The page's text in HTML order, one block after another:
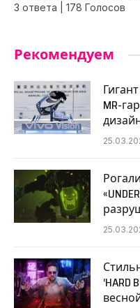
3 ответа
178 Голосов
Рекомендуем
MR-